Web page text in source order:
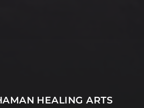
HEALING ARTS